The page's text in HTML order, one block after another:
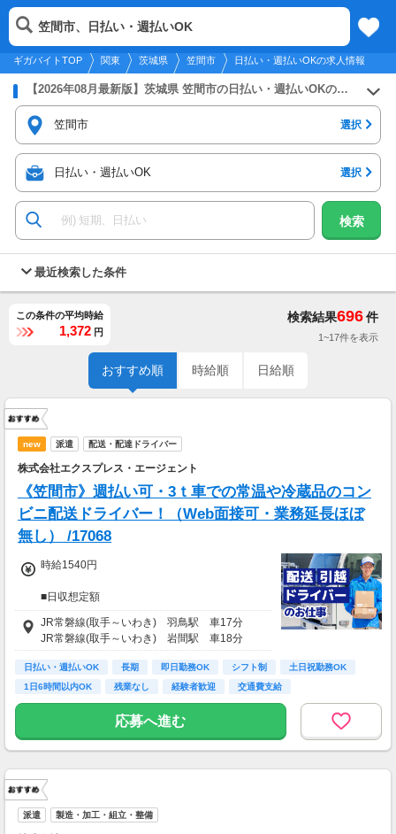
2026年8月8日更新
関東
メニュー
ギガバイトTOP 関東 茨城県 笠間市 日払い・週払いOKの求人情報
笠間市、日払い・週払いOK
【2026年08月最新版】茨城県 笠間市の日払い・週払いOKのバイト・アルバイト・パートの求人募集情報
笠間市 選択
日払い・週払いOK 選択
検索
最近検索した条件
この条件の平均時給
1,372 円
検索結果696件
1~17件を表示
おすすめ順 時給順 日給順
new 派遣 配送・配達ドライバー
株式会社エクスプレス・エージェント
《笠間市》週払い可・3ｔ車での常温や冷蔵品のコン
ビニ配送ドライバー！（Web面接可・業務延長ほぼ
無し） /17068
時給1540円
■日収想定額
10,300円
■月収想定額
239,000円～259,000円
※日収額・月収額の最大値は残業・割増等を含
※交通費は別途実費分支給！（規定あり）
※上記月収額は月間23日～25日出勤した場合の
JR常磐線(取手～いわき) 羽鳥駅 車17分
JR常磐線(取手～いわき) 岩間駅 車18分
日払い・週払いOK 長期 即日勤務OK シフト制
土日祝勤務OK
1日6時間以内OK
残業なし 経験者歓迎 交通費支給
応募へ進む
派遣 製造・加工・組立・整備